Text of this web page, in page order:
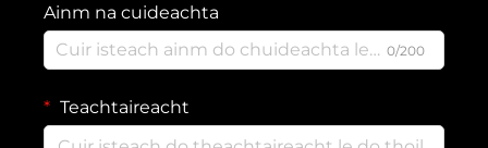
Ainm na cuideachta
0/200
Teachtaireacht